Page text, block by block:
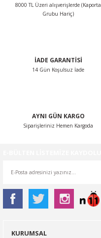
8000 TL Üzeri alışverişlerde (Kaporta
Grubu Hariç)
İADE GARANTİSİ
14 Gün Koşulsuz İade
AYNI GÜN KARGO
Siparişleriniz Hemen Kargoda
KURUMSAL